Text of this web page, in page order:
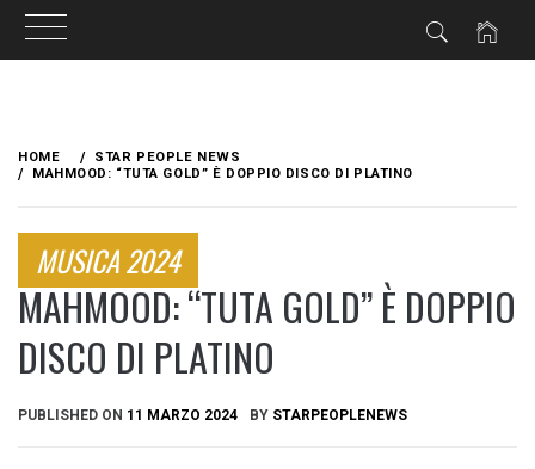
content
HOME
STAR PEOPLE NEWS
MAHMOOD: “TUTA GOLD” È DOPPIO DISCO DI PLATINO
MUSICA 2024
MAHMOOD: “TUTA GOLD” È DOPPIO
DISCO DI PLATINO
PUBLISHED ON 11 MARZO 2024 BY STARPEOPLENEWS